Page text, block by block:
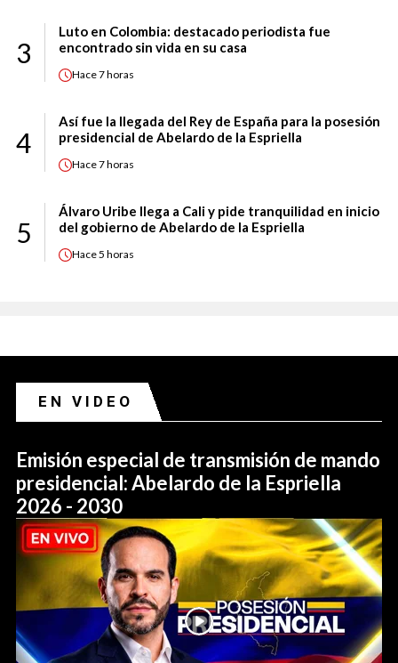
3
Luto en Colombia: destacado periodista fue
encontrado sin vida en su casa
Hace7 horas
4
Así fue la llegada del Rey de España para la posesión
presidencial de Abelardo de la Espriella
Hace7 horas
5
Álvaro Uribe llega a Cali y pide tranquilidad en inicio
del gobierno de Abelardo de la Espriella
Hace5 horas
EN VIDEO
Emisión especial de transmisión de mando
presidencial: Abelardo de la Espriella
2026 - 2030